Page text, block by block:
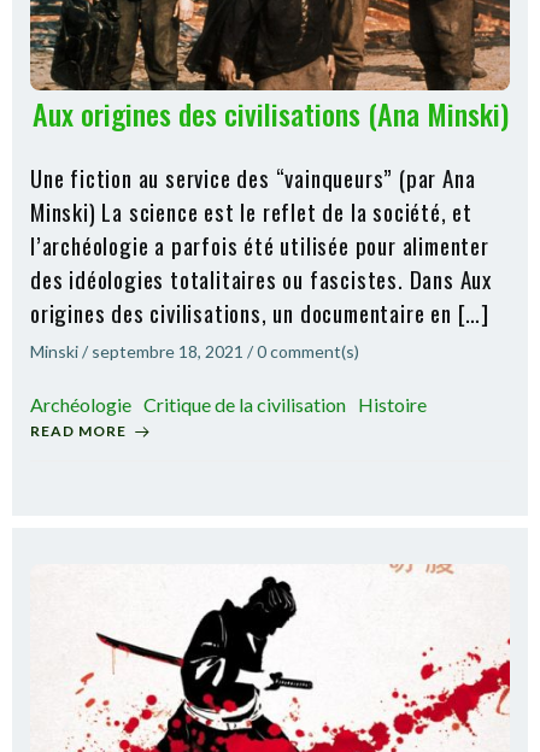
Aux origines des civilisations (Ana Minski)
Une fiction au service des “vainqueurs” (par Ana
Minski) La science est le reflet de la société, et
l’archéologie a parfois été utilisée pour alimenter
des idéologies totalitaires ou fascistes. Dans Aux
origines des civilisations, un documentaire en […]
Minski/ septembre 18, 2021 /0comment(s)
Archéologie Critique de la civilisation Histoire
READ MORE